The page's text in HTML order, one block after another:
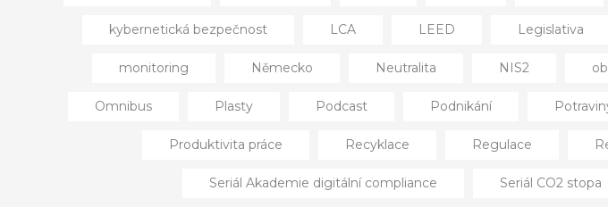
kybernetická bezpečnost LCA LEED Legislativa
monitoring Německo Neutralita NIS2
Omnibus Plasty Podcast Podnikání
Produktivita práce Recyklace Regulace
Seriál Akademie digitální compliance Seriál CO2 stopa